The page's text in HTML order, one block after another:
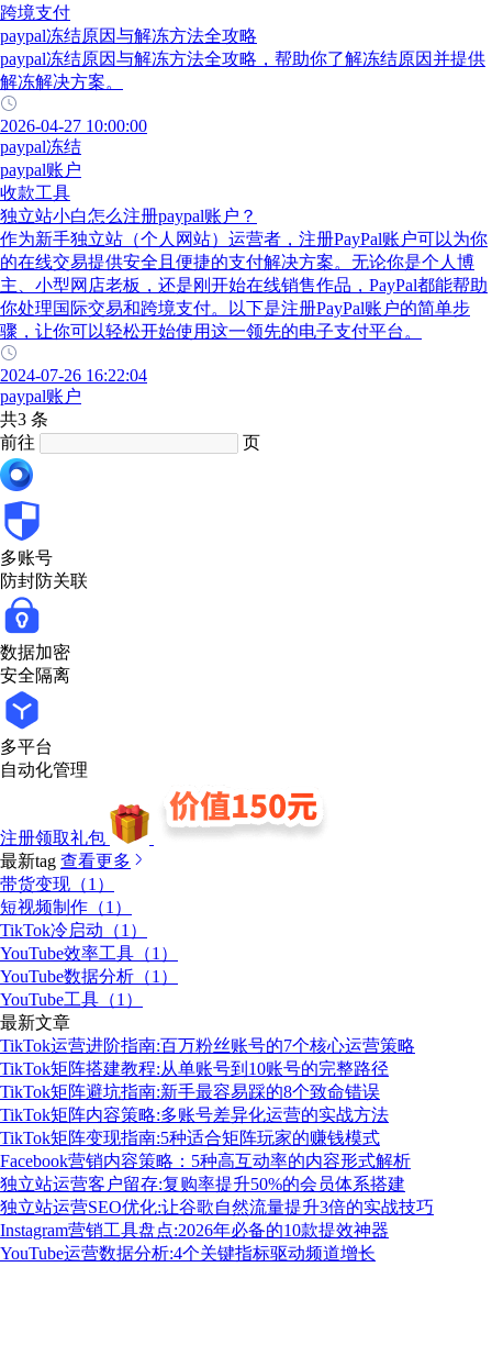
跨境支付
paypal冻结原因与解冻方法全攻略
paypal冻结原因与解冻方法全攻略，帮助你了解冻结原因并提供
解冻解决方案。
2026-04-27 10:00:00
paypal冻结
paypal账户
收款工具
独立站小白怎么注册paypal账户？
作为新手独立站（个人网站）运营者，注册PayPal账户可以为你
的在线交易提供安全且便捷的支付解决方案。无论你是个人博
主、小型网店老板，还是刚开始在线销售作品，PayPal都能帮助
你处理国际交易和跨境支付。以下是注册PayPal账户的简单步
骤，让你可以轻松开始使用这一领先的电子支付平台。
2024-07-26 16:22:04
paypal账户
共3 条
前往
页
多账号
防封防关联
数据加密
安全隔离
多平台
自动化管理
注册领取礼包
最新tag 查看更多
带货变现（1）
短视频制作（1）
TikTok冷启动（1）
YouTube效率工具（1）
YouTube数据分析（1）
YouTube工具（1）
最新文章
TikTok运营进阶指南:百万粉丝账号的7个核心运营策略
TikTok矩阵搭建教程:从单账号到10账号的完整路径
TikTok矩阵避坑指南:新手最容易踩的8个致命错误
TikTok矩阵内容策略:多账号差异化运营的实战方法
TikTok矩阵变现指南:5种适合矩阵玩家的赚钱模式
Facebook营销内容策略：5种高互动率的内容形式解析
独立站运营客户留存:复购率提升50%的会员体系搭建
独立站运营SEO优化:让谷歌自然流量提升3倍的实战技巧
Instagram营销工具盘点:2026年必备的10款提效神器
YouTube运营数据分析:4个关键指标驱动频道增长